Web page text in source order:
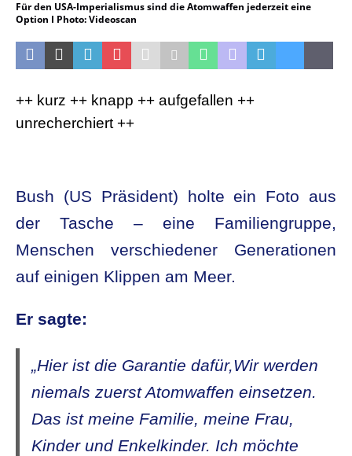
Für den USA-Imperialismus sind die Atomwaffen jederzeit eine
Option I Photo: Videoscan
++ kurz ++ knapp ++ aufgefallen ++
unrecherchiert ++
Bush (US Präsident) holte ein Foto aus
der Tasche – eine Familiengruppe,
Menschen verschiedener Generationen
auf einigen Klippen am Meer.
Er sagte:
„Hier ist die Garantie dafür,Wir werden
niemals zuerst Atomwaffen einsetzen.
Das ist meine Familie, meine Frau,
Kinder und Enkelkinder. Ich möchte